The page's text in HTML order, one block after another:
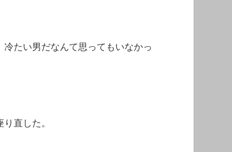
たい男だなんて思ってもいなかっ
直した。